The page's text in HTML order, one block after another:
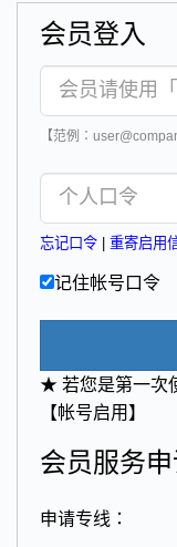
会员登入
【范例：
忘记口令 重寄启用
记住帐号口令
★ 若您是第一次
【帐号启用】
会员服务
申请专线：